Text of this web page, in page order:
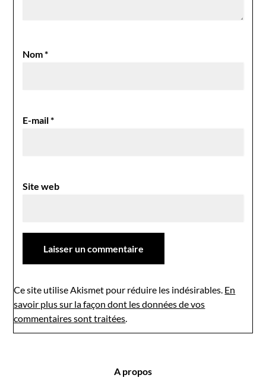
Nom*
E-mail*
Site web
Ce site utilise Akismet pour réduire les indésirables. En
savoir plus sur la façon dont les données de vos
commentaires sont traitées.
A propos